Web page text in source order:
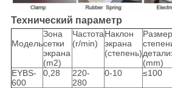
Технический параметр
Модель
Зона
сетки
экрана
(m2)
Частота
(r/min)
Наклон
экрана
(степень)
Размер
(mm)
EYBS-
600
0,28
220-
280
0-10 ≤100